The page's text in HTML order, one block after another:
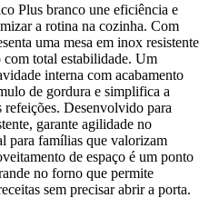
Plus branco une eficiência e
a rotina na cozinha. Com
uma mesa em inox resistente
total estabilidade. Um
interna com acabamento
de gordura e simplifica a
refeições. Desenvolvido para
garante agilidade no
para famílias que valorizam
de espaço é um ponto
no forno que permite
sem precisar abrir a porta.